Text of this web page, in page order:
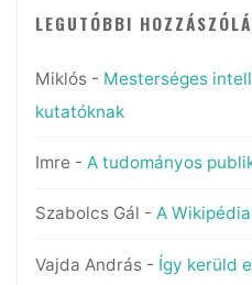
LEGUTÓBBI
Miklós- Mesterséges
kutatóknak
Imre - A tudományos
Szabolcs Gál - A
Vajda András- Így kerüld